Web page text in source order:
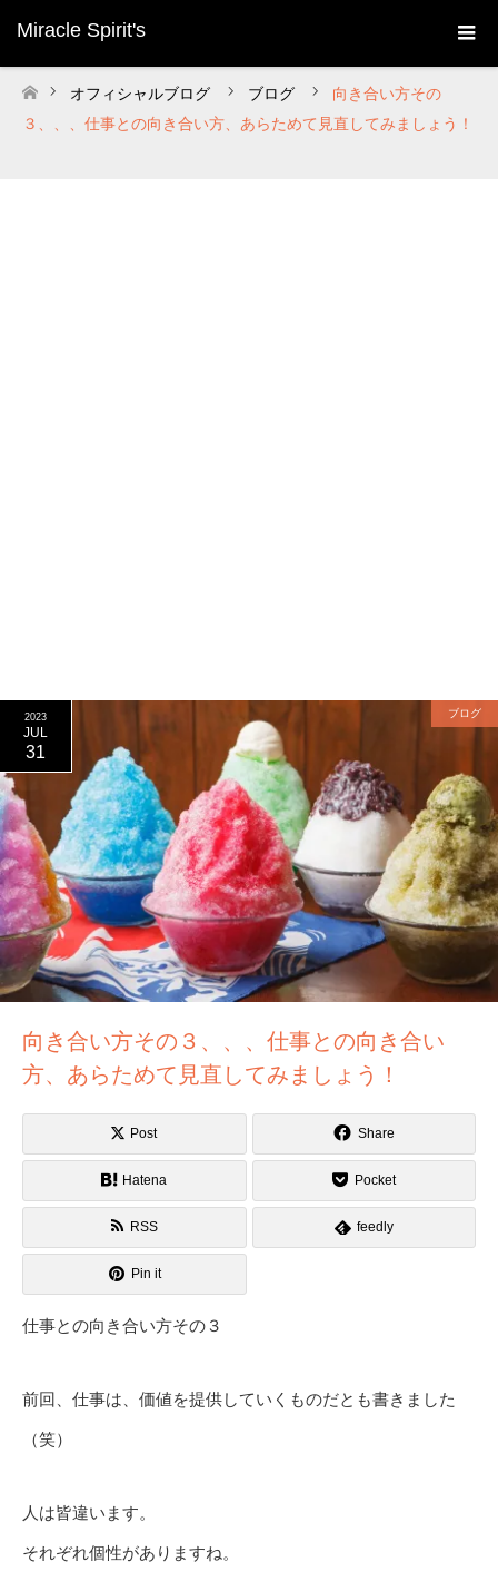
Miracle Spirit's
ホーム
オフィシャルブログ ブログ
向き合い方その
３、、、仕事との向き合い方、あらためて見直してみましょう！
2023
JUL
31
ブログ
向き合い方その３、、、仕事との向き合い
方、あらためて見直してみましょう！
Post Share
Hatena Pocket
RSS feedly
Pin it
仕事との向き合い方その３
前回、仕事は、価値を提供していくものだとも書きました
（笑）
人は皆違います。
それぞれ個性がありますね。